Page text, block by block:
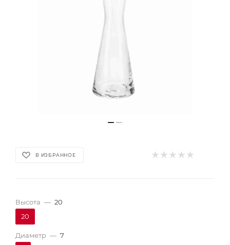
В ИЗБРАННОЕ
Высота — 20
20
Диаметр — 7